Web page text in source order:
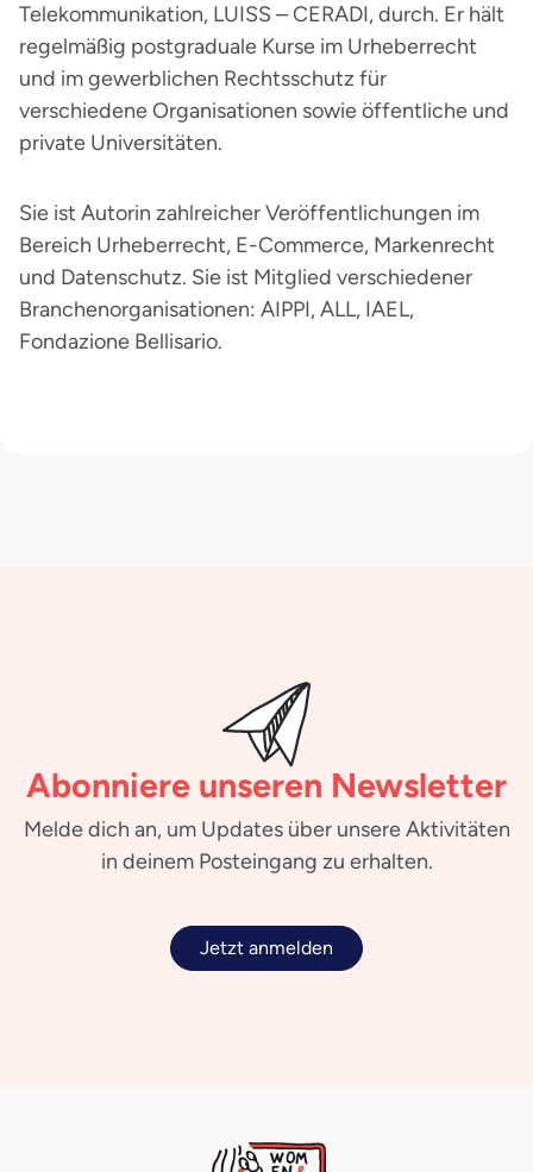
Telekommunikation, LUISS – CERADI, durch. Er hält
regelmäßig postgraduale Kurse im Urheberrecht
und im gewerblichen Rechtsschutz für
verschiedene Organisationen sowie öffentliche und
private Universitäten.
Sie ist Autorin zahlreicher Veröffentlichungen im
Bereich Urheberrecht, E-Commerce, Markenrecht
und Datenschutz. Sie ist Mitglied verschiedener
Branchenorganisationen: AIPPI, ALL, IAEL,
Fondazione Bellisario.
Abonniere unseren Newsletter
Melde dich an, um Updates über unsere Aktivitäten
in deinem Posteingang zu erhalten.
Jetzt anmelden